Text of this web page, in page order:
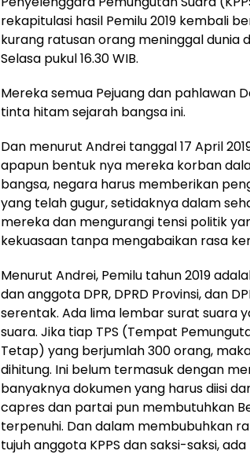
rekapitulasi hasil Pemilu 2019 kembali
kurang ratusan orang meninggal
Selasa pukul 16.30 WIB.
Mereka semua Pejuang dan pahlawan
tinta hitam sejarah bangsa ini.
Dan menurut Andrei tanggal 17 April
apapun bentuk nya mereka korban
bangsa, negara harus memberikan
yang telah gugur, setidaknya dalam
mereka dan mengurangi tensi politik
kekuasaan tanpa mengabaikan rasa
Menurut Andrei, Pemilu tahun 2019
dan anggota DPR, DPRD Provinsi, dan
serentak. Ada lima lembar surat suara
suara. Jika tiap TPS (Tempat
Tetap) yang berjumlah 300 orang,
dihitung. Ini belum termasuk dengan
banyaknya dokumen yang harus diisi
capres dan partai pun membutuhkan
terpenuhi. Dan dalam membubuhkan
tujuh anggota KPPS dan saksi-saksi,